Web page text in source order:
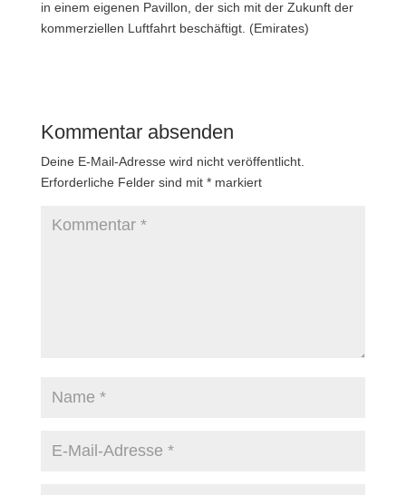
in einem eigenen Pavillon, der sich mit der Zukunft der
kommerziellen Luftfahrt beschäftigt. (Emirates)
Kommentar absenden
Deine E-Mail-Adresse wird nicht veröffentlicht.
Erforderliche Felder sind mit *markiert